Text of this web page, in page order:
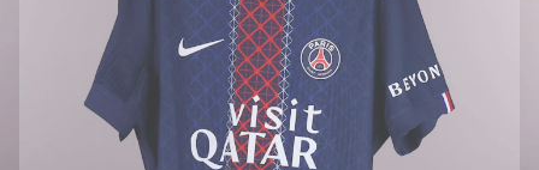
월드 챔피언십 경매
레전드 컬렉션
축구 전체 보기